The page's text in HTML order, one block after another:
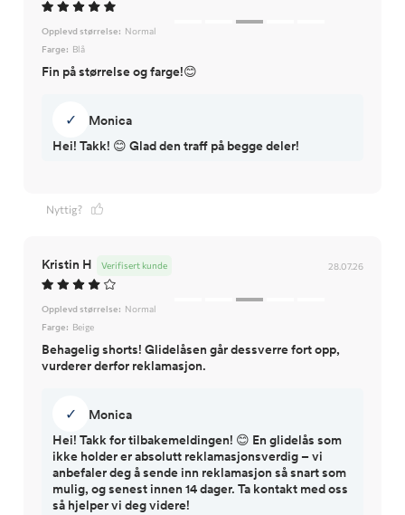
Opplevd størrelse: Normal
Farge: Blå
Fin på størrelse og farge!😊
✓
Monica
Hei! Takk! 😊 Glad den traff på begge deler!
Nyttig?
Kristin H 28.07.26
Verifisert kunde
Opplevd størrelse: Normal
Farge: Beige
Behagelig shorts! Glidelåsen går dessverre fort opp,
vurderer derfor reklamasjon.
✓
Monica
Hei! Takk for tilbakemeldingen! 😊 En glidelås som
ikke holder er absolutt reklamasjonsverdig – vi
anbefaler deg å sende inn reklamasjon så snart som
mulig, og senest innen 14 dager. Ta kontakt med oss
så hjelper vi deg videre!